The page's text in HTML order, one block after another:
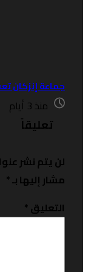
إنزكان تعقم
منذ 3 أيام
تعليقاً
يتم نشر عنوان
إليها بـ*
*